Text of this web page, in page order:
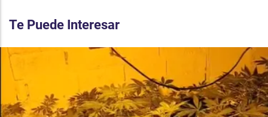
Te Puede Interesar